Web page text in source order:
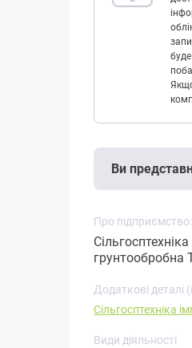
Ви
Про підприємство:
грунтообробна
Додаткові деталі
Сільгосптехніка
Види діяльності